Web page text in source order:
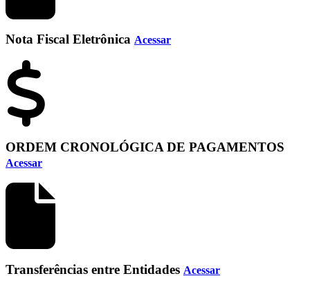
Nota Fiscal Eletrônica Acessar
ORDEM CRONOLÓGICA DE PAGAMENTOS
Acessar
Transferências entre Entidades Acessar